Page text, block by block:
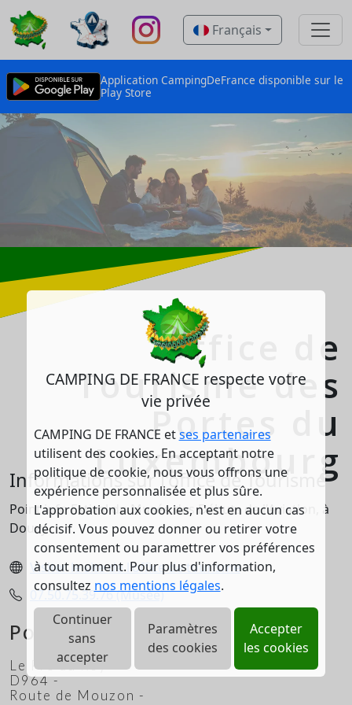
Français
Application CampingDeFrance disponible sur le
Play Store
CAMPING DE FRANCE respecte votre
vie privée
CAMPING DE FRANCE etses partenaires
utilisent des cookies. En acceptant notre
politique de cookie, nous vous offrons une
expérience personnalisée et plus sûre.
L'approbation aux cookies, n'est en aucun cas
décisif. Vous pouvez donner ou retirer votre
consentement ou paramettrer vos préférences
à tout moment. Pour plus d'information,
consultez nos mentions légales.
Continuer
sans
accepter
Paramètres
des cookies
Accepter
les cookies
Office de
Tourisme des
Portes du
Luxembourg
Informations sur l'office de Tourisme
Point info Estival du Musée des Débuts de l'Aviation, à
Douzy
Visiter le site de l'office de tourisme
07.50.75.39.76 (Musée)
Position
Le Pré du Roy -
D964 -
Route de Mouzon -